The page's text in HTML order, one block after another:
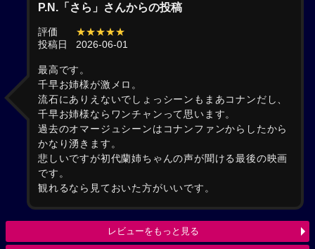
P.N.「さら」さんからの投稿
評価
★★★★★
投稿日
2026-06-01
最高です。
千早お姉様が激メロ。
流石にありえないでしょっシーンもまあコナンだし、
千早お姉様ならワンチャンって思います。
過去のオマージュシーンはコナンファンからしたから
かなり湧きます。
悲しいですが初代蘭姉ちゃんの声が聞ける最後の映画
です。
観れるなら見ておいた方がいいです。
レビューをもっと見る